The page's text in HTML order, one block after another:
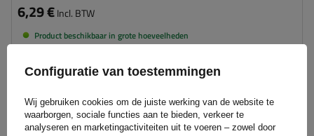
6,29 €Incl. BTW
Product beschikbaar in grote hoeveelheden
Aan
toevoegen
Configuratie van toestemmingen
Wij gebruiken cookies om de juiste werking van de website te
waarborgen, sociale functies aan te bieden, verkeer te
analyseren en marketingactiviteiten uit te voeren – zowel door